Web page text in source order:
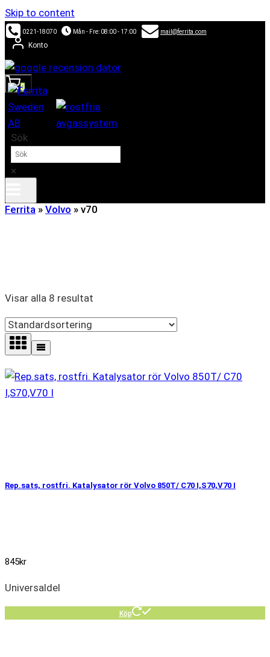
Skip to content
0221-18070 Mån - Fre: 08:00 - 17:00 mail@ferrita.com
Konto
0
Sök
×
Ferrita » Volvo » v70
Visar alla 8 resultat
Rep.sats, rostfri. Katalysator rör Volvo 850T/ C70 I,S70,V70 I
845kr
Universaldel
Köp